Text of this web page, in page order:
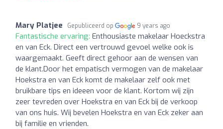
Mary Platjee Gepubliceerd op 9 years ago
Fantastische ervaring: Enthousiaste makelaar Hoeckstra
en van Eck. Direct een vertrouwd gevoel welke ook is
waargemaakt. Geeft direct gehoor aan de wensen van
de klant.Door het empatisch vermogen van de makelaar
Hoekstra en van Eck komt de makelaar zelf ook met
bruikbare tips en ideeen voor de klant. Kortom wij zijn
zeer tevreden over Hoekstra en van Eck bij de verkoop
van ons huis. Wij bevelen Hoekstra en van Eck zeker aan
bij familie en vrienden.